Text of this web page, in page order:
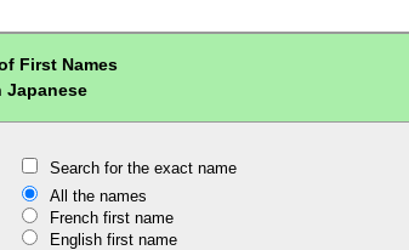
First Names
Japanese
Search for the exact name
All the names
French first name
English first name